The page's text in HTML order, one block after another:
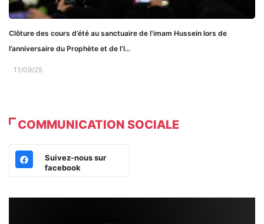
Clôture des cours d’été au sanctuaire de l'imam Hussein lors de
l’anniversaire du Prophète et de l’I...
11/09/25
COMMUNICATION SOCIALE
Suivez-nous sur
facebook